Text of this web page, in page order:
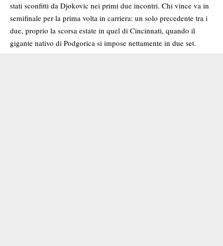
stati sconfitti da Djokovic nei primi due incontri. Chi vince va in
semifinale per la prima volta in carriera: un solo precedente tra i
due, proprio la scorsa estate in quel di Cincinnati, quando il
gigante nativo di Podgorica si impose nettamente in due set.